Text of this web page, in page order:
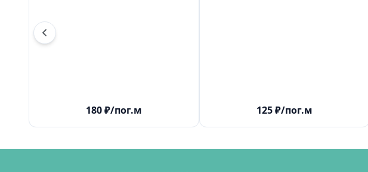
180₽/пог.м 125₽/пог.м